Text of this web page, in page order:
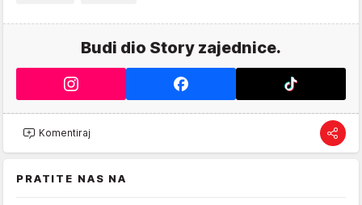
Budi dio Story zajednice.
Komentiraj
PRATITE NAS NA